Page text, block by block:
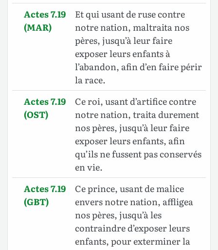
Actes 7.19
(MAR)
Et qui usant de ruse contre
notre nation, maltraita nos
pères, jusqu’à leur faire
exposer leurs enfants à
l’abandon, afin d’en faire périr
la race.
Actes 7.19
(OST)
Ce roi, usant d’artifice contre
notre nation, traita durement
nos pères, jusqu’à leur faire
exposer leurs enfants, afin
qu’ils ne fussent pas conservés
en vie.
Actes 7.19
(GBT)
Ce prince, usant de malice
envers notre nation, affligea
nos pères, jusqu’à les
contraindre d’exposer leurs
enfants, pour exterminer la